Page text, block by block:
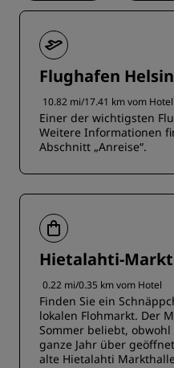
Flughafen
10.82 mi/17.41 km vom Hotel
Einer der wichtigsten
Weitere Informationen
Abschnitt „Anreise“.
Hietalahti-
0.22 mi/0.35 km vom Hotel
Finden Sie ein
lokalen Flohmarkt. Der
Sommer beliebt,
ganze Jahr über
alte Hietalahti